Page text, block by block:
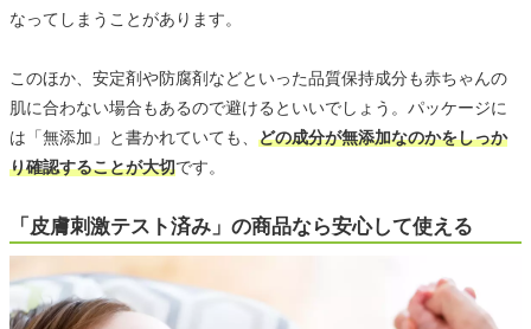
なってしまうことがあります。
このほか、安定剤や防腐剤などといった品質保持成分も赤ちゃんの
肌に合わない場合もあるので避けるといいでしょう。パッケージに
は「無添加」と書かれていても、 どの成分が無添加なのかをしっか
り確認することが大切です。
「皮膚刺激テスト済み」の商品なら安心して使える